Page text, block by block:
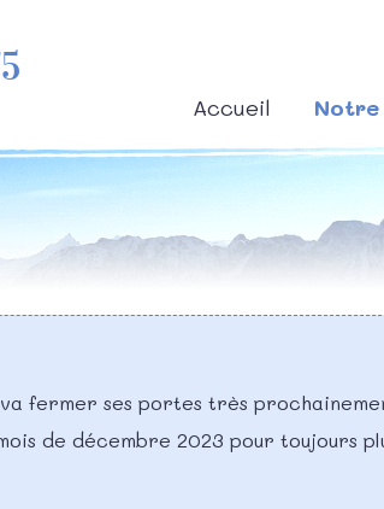
Accueil
fermer ses portes très
de décembre 2023 pour toujours